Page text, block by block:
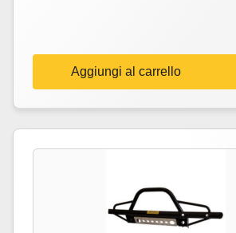
Aggiungi al carrello